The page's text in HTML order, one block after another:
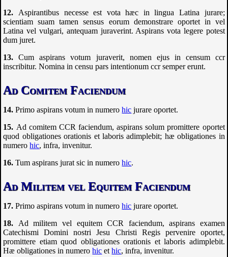
Aspirantibus necesse est vota hæc in lingua Latina jurare;
scientiam suam tamen sensus eorum demonstrare oportet in vel
Latina vel vulgari, antequam juraverint. Aspirans vota legere potest
dum juret.
Cum aspirans votum juraverit, nomen ejus in censum ccr
inscribitur. Nomina in censu pars intentionumccrsemper erunt.
Ad Comitem Faciendum
Primo aspirans votum in numerohic jurare oportet.
Ad comitem CCR faciendum, aspirans solum promittere oportet
quod obligationes orationis et laboris adimplebit; hæ obligationes in
numerohic, infra, invenitur.
Tum aspirans jurat sic in numerohic.
Ad Militem vel Equitem Faciendum
Primo aspirans votum in numerohic jurare oportet.
Ad militem vel equitemCCR
faciendum, aspirans examen
Catechismi Domini nostri Jesu Christi Regis pervenire oportet,
promittere etiam quod obligationes orationis et laboris adimplebit.
Hæ obligationes in numerohic ethic, infra, invenitur.